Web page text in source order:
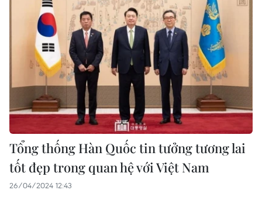
Tổng thống Hàn Quốc tin tưởng tương lai
tốt đẹp trong quan hệ với Việt Nam
26/04/2024 12:43